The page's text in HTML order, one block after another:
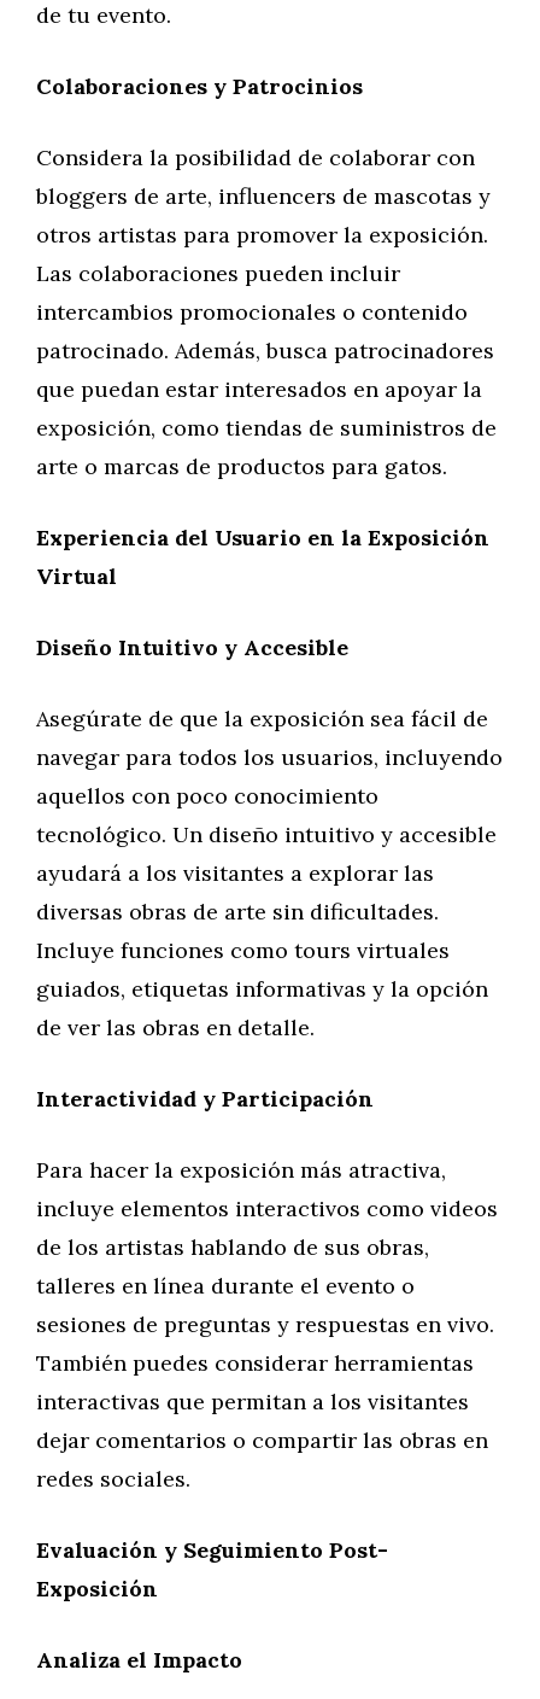
de tu evento.
Colaboraciones y Patrocinios
Considera la posibilidad de colaborar con
bloggers de arte, influencers de mascotas y
otros artistas para promover la exposición.
Las colaboraciones pueden incluir
intercambios promocionales o contenido
patrocinado. Además, busca patrocinadores
que puedan estar interesados en apoyar la
exposición, como tiendas de suministros de
arte o marcas de productos para gatos.
Experiencia del Usuario en la Exposición
Virtual
Diseño Intuitivo y Accesible
Asegúrate de que la exposición sea fácil de
navegar para todos los usuarios, incluyendo
aquellos con poco conocimiento
tecnológico. Un diseño intuitivo y accesible
ayudará a los visitantes a explorar las
diversas obras de arte sin dificultades.
Incluye funciones como tours virtuales
guiados, etiquetas informativas y la opción
de ver las obras en detalle.
Interactividad y Participación
Para hacer la exposición más atractiva,
incluye elementos interactivos como videos
de los artistas hablando de sus obras,
talleres en línea durante el evento o
sesiones de preguntas y respuestas en vivo.
También puedes considerar herramientas
interactivas que permitan a los visitantes
dejar comentarios o compartir las obras en
redes sociales.
Evaluación y Seguimiento Post-
Exposición
Analiza el Impacto